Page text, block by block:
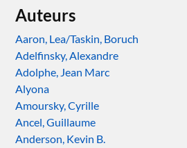
Auteurs
Aaron, Lea/Taskin, Boruch
Adelfinsky, Alexandre
Adolphe, Jean Marc
Alyona
Amoursky, Cyrille
Ancel, Guillaume
Anderson, Kevin B.